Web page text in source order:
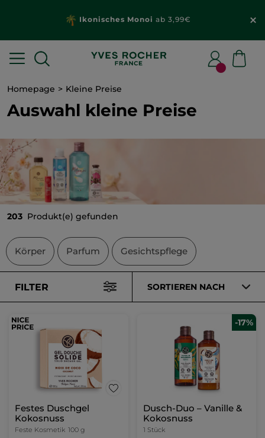
Wähle dein Geschenk
mit deiner Bestellung
Homepage Kleine Preise
Auswahl kleine Preise
203 Produkt(e) gefunden
Körper Parfum Gesichtspflege
FILTER SORTIEREN NACH
Festes Duschgel
Kokosnuss
Feste Kosmetik 100 g
-17%
Dusch-Duo – Vanille &
Kokosnuss
1 Stück